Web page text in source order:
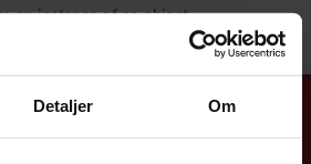
Detaljer Om
an instance of an object.
24/7